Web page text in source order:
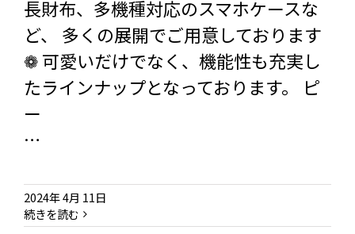
長財布、多機種対応のスマホケースな
ど、 多くの展開でご用意しております
❁ 可愛いだけでなく、機能性も充実し
たラインナップとなっております。 ピ
ー
…
2024年 4月 11日
続きを読む